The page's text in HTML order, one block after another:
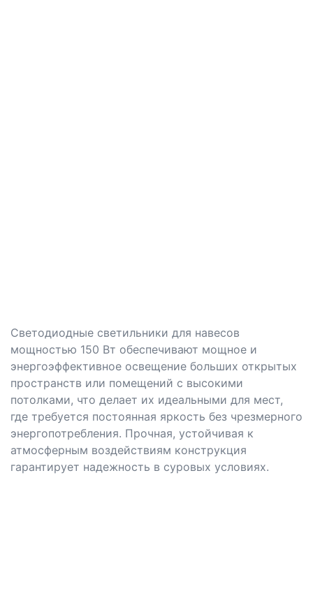
Светодиодные светильники для навесов
мощностью 150 Вт обеспечивают мощное и
энергоэффективное освещение больших открытых
пространств или помещений с высокими
потолками, что делает их идеальными для мест,
где требуется постоянная яркость без чрезмерного
энергопотребления. Прочная, устойчивая к
атмосферным воздействиям конструкция
гарантирует надежность в суровых условиях.